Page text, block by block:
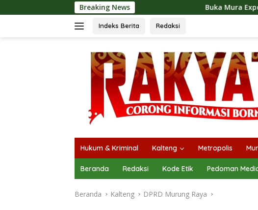
ke
Breaking NewsBuka Mura Expo 2026, Heriyus: Jadi
Indeks Berita Redaksi
Hukum & Kriminal Kalteng Metropolis
Beranda Redaksi Kode Etik Pedoman
Beranda Kalteng DPRD Murung Raya